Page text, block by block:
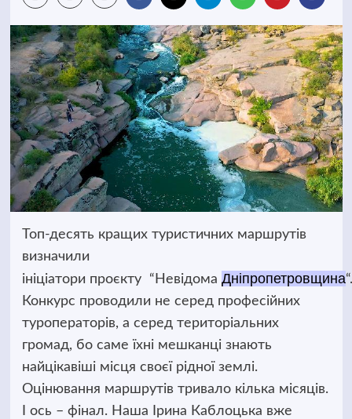
Топ-десять кращих туристичних маршрутів
визначили
ініціатори проєкту “Невідома Дніпропетровщина“.
Конкурс проводили не серед професійних
туроператорів, а серед територіальних
громад, бо саме їхні мешканці знають
найцікавіші місця своєї рідної землі.
Оцінювання маршрутів тривало кілька місяців.
І ось – фінал. Наша Ірина Каблоцька вже